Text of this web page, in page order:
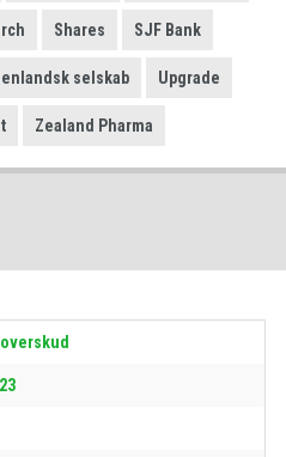
Shares SJF Bank
selskab Upgrade
Zealand Pharma